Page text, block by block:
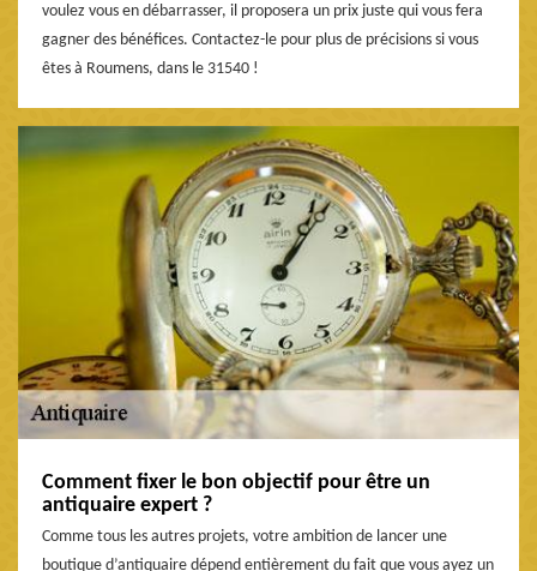
voulez vous en débarrasser, il proposera un prix juste qui vous fera
gagner des bénéfices. Contactez-le pour plus de précisions si vous
êtes à Roumens, dans le 31540 !
Comment fixer le bon objectif pour être un
antiquaire expert ?
Comme tous les autres projets, votre ambition de lancer une
boutique d’antiquaire dépend entièrement du fait que vous ayez un